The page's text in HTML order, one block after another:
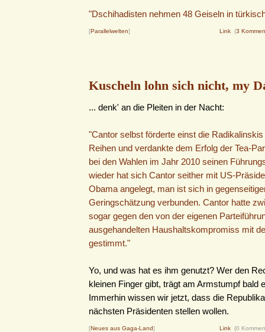
"Dschihadisten nehmen 48 Geiseln in
[Parallelwelten] Link (3
Kuscheln lohn sich nicht, my
... denk' an die Pleiten in der Nacht:
"Cantor selbst förderte einst die
Reihen und verdankte dem Erfolg der Tea-
bei den Wahlen im Jahr 2010 seinen
wieder hat sich Cantor seither mit US-
Obama angelegt, man ist sich in
Geringschätzung verbunden. Cantor hatte
sogar gegen den von der eigenen
ausgehandelten Haushaltskompromiss mit
gestimmt."
Yo, und was hat es ihm genutzt? Wer den
kleinen Finger gibt, trägt am Armstumpf bald
Immerhin wissen wir jetzt, dass die
nächsten Präsidenten stellen wollen.
[Neues aus Gaga-Land] Link (0